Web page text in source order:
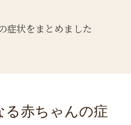
症状をまとめました
る赤ちゃんの症